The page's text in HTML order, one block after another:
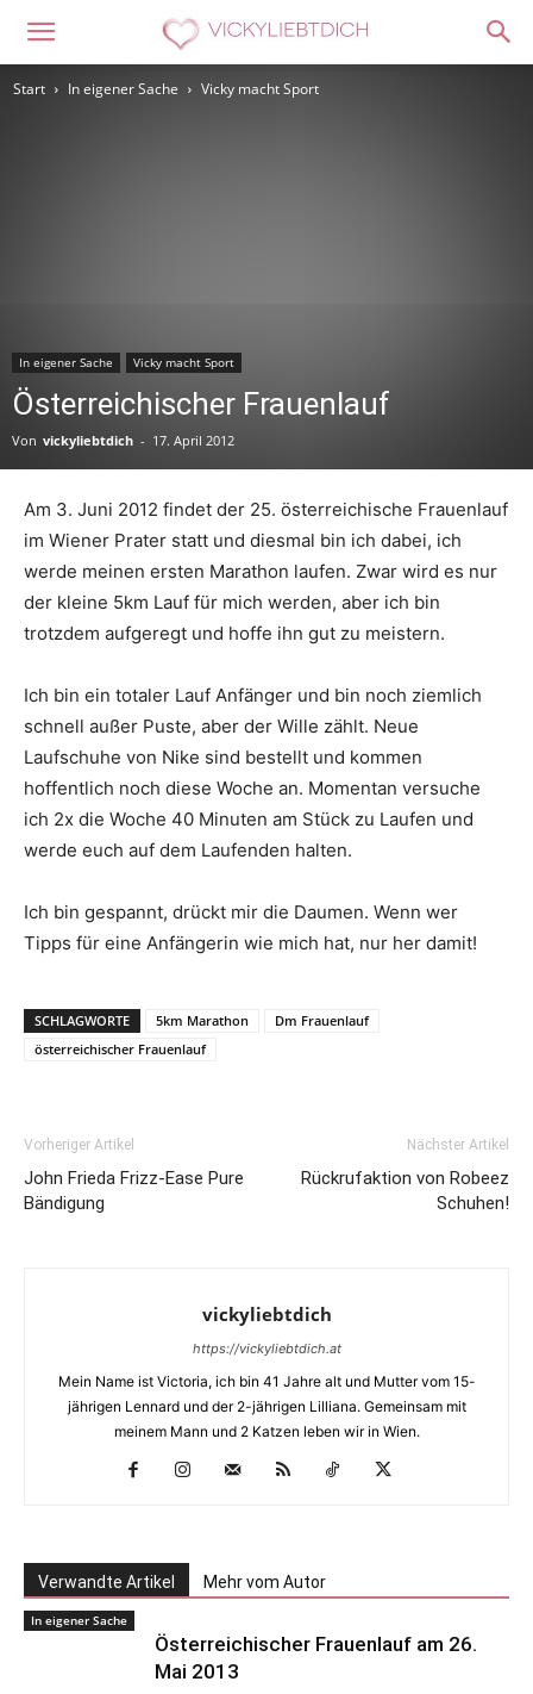
Start In eigener Sache Vicky macht Sport
In eigener Sache Vicky macht Sport
Österreichischer Frauenlauf
Von vickyliebtdich - 17. April 2012
Am 3. Juni 2012 findet der 25. österreichische Frauenlauf
im Wiener Prater statt und diesmal bin ich dabei, ich
werde meinen ersten Marathon laufen. Zwar wird es nur
der kleine 5km Lauf für mich werden, aber ich bin
trotzdem aufgeregt und hoffe ihn gut zu meistern.
Ich bin ein totaler Lauf Anfänger und bin noch ziemlich
schnell außer Puste, aber der Wille zählt. Neue
Laufschuhe von Nike sind bestellt und kommen
hoffentlich noch diese Woche an. Momentan versuche
ich 2x die Woche 40 Minuten am Stück zu Laufen und
werde euch auf dem Laufenden halten.
Ich bin gespannt, drückt mir die Daumen. Wenn wer
Tipps für eine Anfängerin wie mich hat, nur her damit!
SCHLAGWORTE 5km Marathon
Dm Frauenlauf
österreichischer Frauenlauf
Vorheriger Artikel
John Frieda Frizz-Ease Pure
Bändigung
Nächster Artikel
Rückrufaktion von Robeez
Schuhen!
vickyliebtdich
https://vickyliebtdich.at
Mein Name ist Victoria, ich bin 41 Jahre alt und Mutter vom 15-
jährigen Lennard und der 2-jährigen Lilliana. Gemeinsam mit
meinem Mann und 2 Katzen leben wir in Wien.
Verwandte Artikel Mehr vom Autor
In eigener Sache
Österreichischer Frauenlauf am 26.
Mai 2013